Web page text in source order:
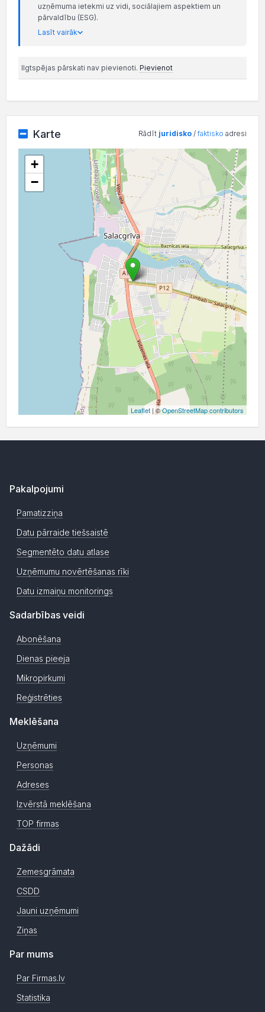
uzņēmuma ietekmi uz vidi, sociālajiem aspektiem un
pārvaldību (ESG).
Lasīt vairāk
Ilgtspējas pārskati nav pievienoti. Pievienot
Karte Rādīt juridisko /faktisko adresi
+
−
Leaflet | ©OpenStreetMap contributors
Pakalpojumi
Pamatizziņa
Datu pārraide tiešsaistē
Segmentēto datu atlase
Uzņēmumu novērtēšanas rīki
Datu izmaiņu monitorings
Sadarbības veidi
Abonēšana
Dienas pieeja
Mikropirkumi
Reģistrēties
Meklēšana
Uzņēmumi
Personas
Adreses
Izvērstā meklēšana
TOP firmas
Dažādi
Zemesgrāmata
CSDD
Jauni uzņēmumi
Ziņas
Par mums
Par Firmas.lv
Statistika